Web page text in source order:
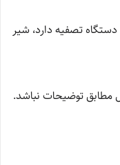
تصفیه دارد، شیر